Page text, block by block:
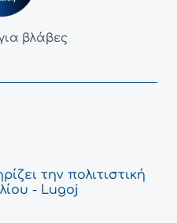
βλάβες
την πολιτιστική
- Lugoj